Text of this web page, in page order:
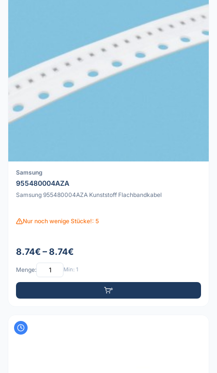
Samsung
955480004AZA
Samsung 955480004AZA Kunststoff Flachbandkabel
Nur noch wenige Stücke!: 5
8.74€ – 8.74€
Menge: Min: 1